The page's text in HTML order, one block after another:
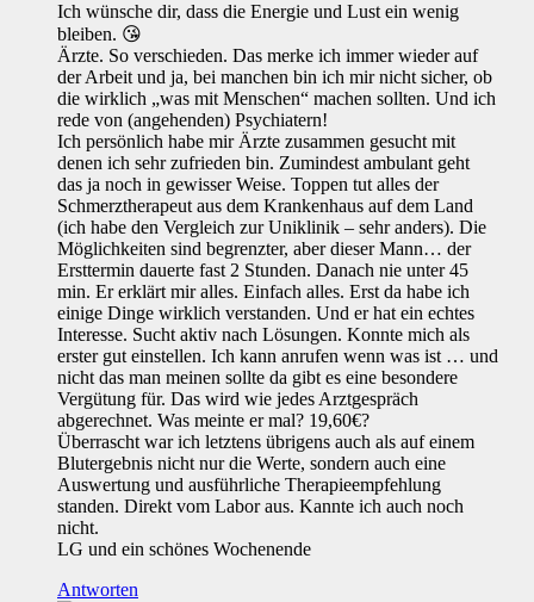
Ich wünsche dir, dass die Energie und Lust ein wenig
bleiben. 😘
Ärzte. So verschieden. Das merke ich immer wieder auf
der Arbeit und ja, bei manchen bin ich mir nicht sicher, ob
die wirklich „was mit Menschen“ machen sollten. Und ich
rede von (angehenden) Psychiatern!
Ich persönlich habe mir Ärzte zusammen gesucht mit
denen ich sehr zufrieden bin. Zumindest ambulant geht
das ja noch in gewisser Weise. Toppen tut alles der
Schmerztherapeut aus dem Krankenhaus auf dem Land
(ich habe den Vergleich zur Uniklinik – sehr anders). Die
Möglichkeiten sind begrenzter, aber dieser Mann… der
Ersttermin dauerte fast 2 Stunden. Danach nie unter 45
min. Er erklärt mir alles. Einfach alles. Erst da habe ich
einige Dinge wirklich verstanden. Und er hat ein echtes
Interesse. Sucht aktiv nach Lösungen. Konnte mich als
erster gut einstellen. Ich kann anrufen wenn was ist … und
nicht das man meinen sollte da gibt es eine besondere
Vergütung für. Das wird wie jedes Arztgespräch
abgerechnet. Was meinte er mal? 19,60€?
Überrascht war ich letztens übrigens auch als auf einem
Blutergebnis nicht nur die Werte, sondern auch eine
Auswertung und ausführliche Therapieempfehlung
standen. Direkt vom Labor aus. Kannte ich auch noch
nicht.
LG und ein schönes Wochenende
Antworten